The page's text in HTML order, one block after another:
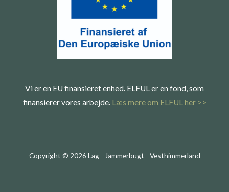
Vi er en EU finansieret enhed. ELFUL er en fond, som
finansierer vores arbejde. Læs mere om ELFUL her >>
Copyright © 2026 Lag - Jammerbugt - Vesthimmerland